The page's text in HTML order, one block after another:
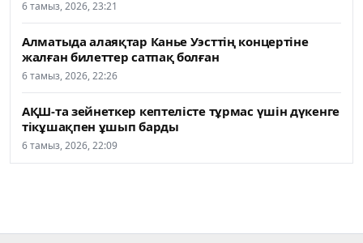
6 тамыз, 2026, 23:21
Алматыда алаяқтар Канье Уэсттің концертіне
жалған билеттер сатпақ болған
6 тамыз, 2026, 22:26
АҚШ-та зейнеткер кептелісте тұрмас үшін дүкенге
тікұшақпен ұшып барды
6 тамыз, 2026, 22:09